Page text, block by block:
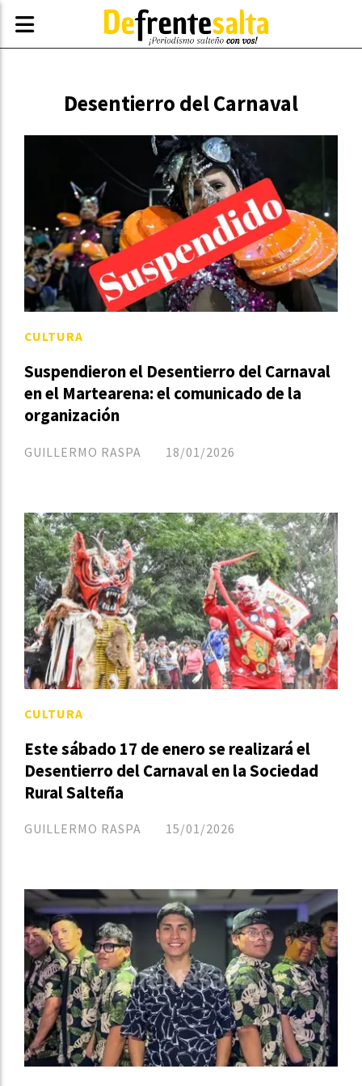
Desentierro del Carnaval
Suspendieron el Desentierro del Carnaval
en el Martearena: el comunicado de la
organización
GUILLERMO RASPA
CULTURA
18/01/2026
Este sábado 17 de enero se realizará el
Desentierro del Carnaval en la Sociedad
Rural Salteña
GUILLERMO RASPA
CULTURA
15/01/2026